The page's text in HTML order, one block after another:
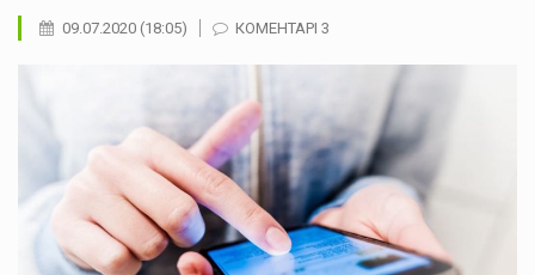
09.07.2020 (18:05) КОМЕНТАРІ 3